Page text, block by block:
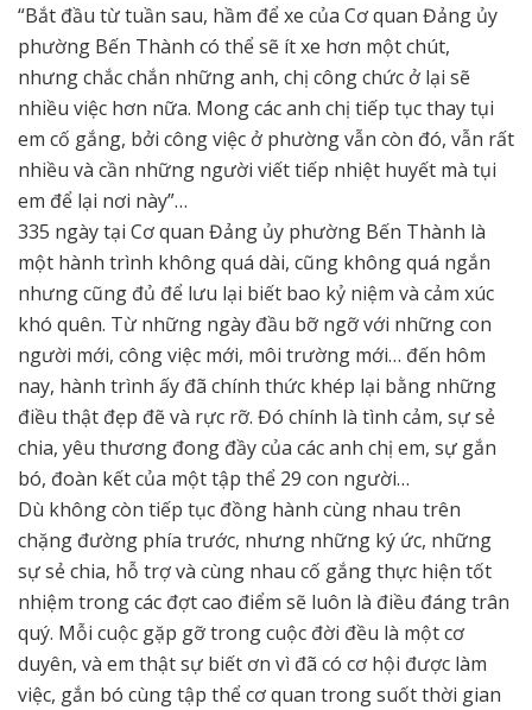
“Bắt đầu từ tuần sau, hầm để xe của Cơ quan Đảng ủy
phường Bến Thành có thể sẽ ít xe hơn một chút,
nhưng chắc chắn những anh, chị công chức ở lại sẽ
nhiều việc hơn nữa. Mong các anh chị tiếp tục thay tụi
em cố gắng, bởi công việc ở phường vẫn còn đó, vẫn rất
nhiều và cần những người viết tiếp nhiệt huyết mà tụi
em để lại nơi này”…
335 ngày tại Cơ quan Đảng ủy phường Bến Thành là
một hành trình không quá dài, cũng không quá ngắn
nhưng cũng đủ để lưu lại biết bao kỷ niệm và cảm xúc
khó quên. Từ những ngày đầu bỡ ngỡ với những con
người mới, công việc mới, môi trường mới… đến hôm
nay, hành trình ấy đã chính thức khép lại bằng những
điều thật đẹp đẽ và rực rỡ. Đó chính là tình cảm, sự sẻ
chia, yêu thương đong đầy của các anh chị em, sự gắn
bó, đoàn kết của một tập thể 29 con người…
Dù không còn tiếp tục đồng hành cùng nhau trên
chặng đường phía trước, nhưng những ký ức, những
sự sẻ chia, hỗ trợ và cùng nhau cố gắng thực hiện tốt
nhiệm trong các đợt cao điểm sẽ luôn là điều đáng trân
quý. Mỗi cuộc gặp gỡ trong cuộc đời đều là một cơ
duyên, và em thật sự biết ơn vì đã có cơ hội được làm
việc, gắn bó cùng tập thể cơ quan trong suốt thời gian